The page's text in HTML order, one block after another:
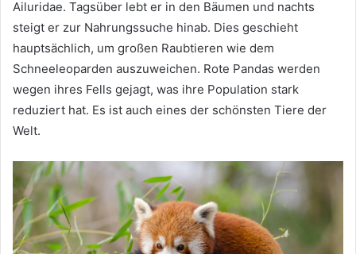
Ailuridae. Tagsüber lebt er in den Bäumen und nachts
steigt er zur Nahrungssuche hinab. Dies geschieht
hauptsächlich, um großen Raubtieren wie dem
Schneeleoparden auszuweichen. Rote Pandas werden
wegen ihres Fells gejagt, was ihre Population stark
reduziert hat. Es ist auch eines der schönsten Tiere der
Welt.